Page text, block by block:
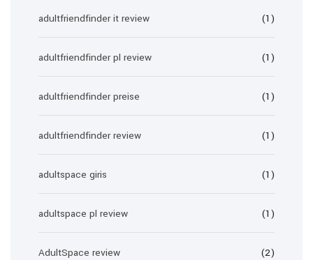
adultfriendfinder it review (1)
adultfriendfinder pl review (1)
adultfriendfinder preise (1)
adultfriendfinder review (1)
adultspace giris (1)
adultspace pl review (1)
AdultSpace review (2)